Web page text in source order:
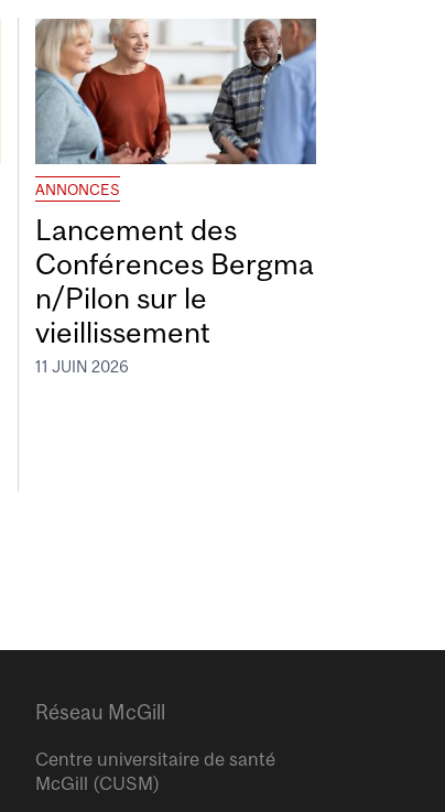
ANNONCES
Lancement des
Conférences Bergma
n/Pilon sur le
vieillissement
11 JUIN 2026
Réseau McGill
Centre universitaire de santé
McGill (CUSM)